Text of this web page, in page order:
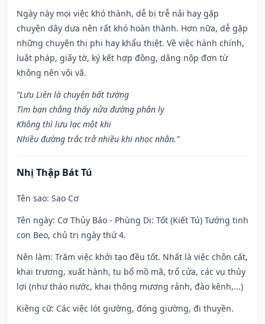
Ngày này mọi việc khó thành, dễ bị trễ nải hay gặp
chuyện dây dưa nên rất khó hoàn thành. Hơn nữa, dễ gặp
những chuyện thị phi hay khẩu thiệt. Về việc hành chính,
luật pháp, giấy tờ, ký kết hợp đồng, dâng nộp đơn từ
không nên vội vã.
“Lưu Liên là chuyện bất tường
Tìm bạn chẳng thấy nửa đường phân ly
Không thì lưu lạc một khi
Nhiều đường trắc trở nhiều khi nhọc nhằn.”
Nhị Thập Bát Tú
Tên sao: Sao Cơ
Tên ngày: Cơ Thủy Báo - Phùng Dị: Tốt (Kiết Tú) Tướng tinh
con Beo, chủ trị ngày thứ 4.
Nên làm: Trăm việc khởi tạo đều tốt. Nhất là việc chôn cất,
khai trương, xuất hành, tu bổ mồ mã, trổ cửa, các vụ thủy
lợi (như tháo nước, khai thông mương rảnh, đào kênh,...)
Kiêng cữ: Các việc lót giường, đóng giường, đi thuyền.